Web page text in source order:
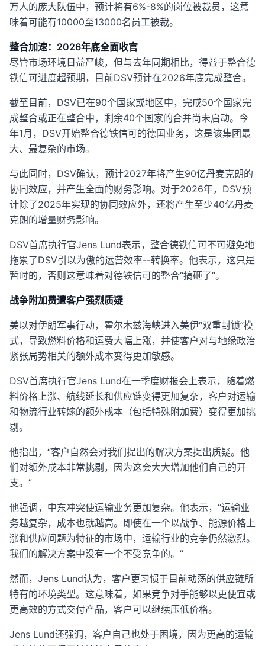
万人的庞大队伍中，预计将有6%-8%的岗位被裁员，这意
味着可能有10000至13000名员工被裁。
整合加速：2026年底全面收官
尽管市场环境日益严峻，但与去年同期相比，得益于整合德
铁信可进度超预期，目前DSV预计在2026年底完成整合。
截至目前，DSV已在90个国家或地区中，完成50个国家完
成整合或正在整合中，剩余40个国家的合并尚未启动。今
年1月，DSV开始整合德铁信可的德国业务，这是该集团最
大、最复杂的市场。
与此同时，DSV确认，预计2027年将产生90亿丹麦克朗的
协同效应，并产生全面的财务影响。对于2026年，DSV预
计除了2025年实现的协同效应外，还将产生至少40亿丹麦
克朗的增量财务影响。
DSV首席执行官Jens Lund表示，整合德铁信可不可避免地
拖累了DSV引以为傲的运营效率--转换率。他表示，这只是
暂时的，否则这意味着对德铁信可的整合“搞砸了”。
战争附加费遭客户强烈质疑
美以对伊朗军事行动，霍尔木兹海峡进入美伊“双重封锁”模
式，导致燃料价格和运费大幅上涨，并使客户对与地缘政治
紧张局势相关的额外成本变得更加敏感。
DSV首席执行官Jens Lund在一季度财报会上表示，随着燃
料价格上涨、航线延长和供应链变得更加复杂，客户对运输
和物流行业转嫁的额外成本（包括特殊附加费）变得更加挑
剔。
他指出，“客户自然会对我们提出的解决方案提出质疑。他
们对额外成本非常挑剔，因为这会大大增加他们自己的开
支。”
他强调，中东冲突使运输业务更加复杂。他表示，“运输业
务越复杂，成本也就越高。即使在一个以战争、能源价格上
涨和供应问题为特征的市场中，运输行业的竞争仍然激烈。
我们的解决方案中没有一个不受竞争的。”
然而，Jens Lund认为，客户更习惯于目前动荡的供应链所
特有的环境类型。这意味着，如果竞争对手能够以更便宜或
更高效的方式交付产品，客户可以继续压低价格。
Jens Lund还强调，客户自己也处于困境，因为更高的运输